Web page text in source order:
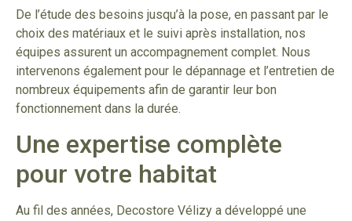
De l’étude des besoins jusqu’à la pose, en passant par le
choix des matériaux et le suivi après installation, nos
équipes assurent un accompagnement complet. Nous
intervenons également pour le dépannage et l’entretien de
nombreux équipements afin de garantir leur bon
fonctionnement dans la durée.
Une expertise complète
pour votre habitat
Au fil des années, Decostore Vélizy a développé une